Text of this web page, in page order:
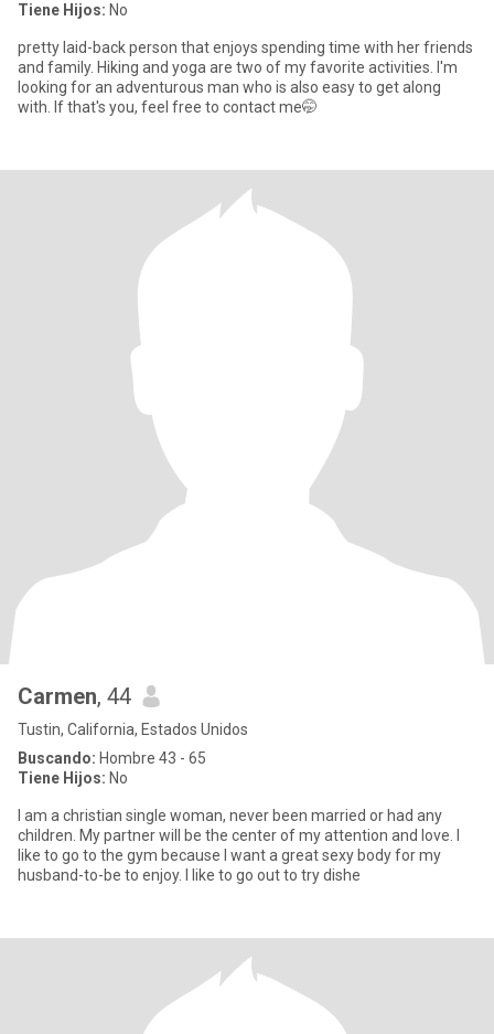
Tiene Hijos: No
pretty laid-back person that enjoys spending time with her friends
and family. Hiking and yoga are two of my favorite activities. I'm
looking for an adventurous man who is also easy to get along
with. If that's you, feel free to contact me🤭
Carmen, 44
Tustin, California, Estados Unidos
Buscando: Hombre 43 - 65
Tiene Hijos: No
I am a christian single woman, never been married or had any
children. My partner will be the center of my attention and love. I
like to go to the gym because I want a great sexy body for my
husband-to-be to enjoy. I like to go out to try dishe